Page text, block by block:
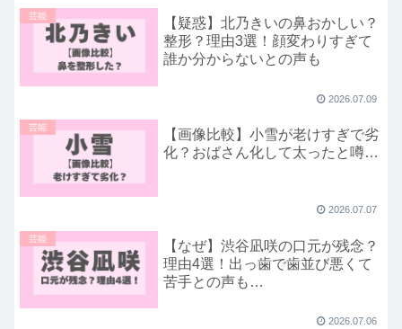
芸能
【疑惑】北乃きいの鼻おかしい？
整形？理由3選！顔変わりすぎて
誰か分からないとの声も
2026.07.09
芸能
【画像比較】小雪が老けすぎで劣
化？おばさん化して太ったと噂…
2026.07.07
芸能
【なぜ】渋谷凪咲の口元が残念？
理由4選！出っ歯で歯並び悪くて
苦手との声も…
2026.07.06